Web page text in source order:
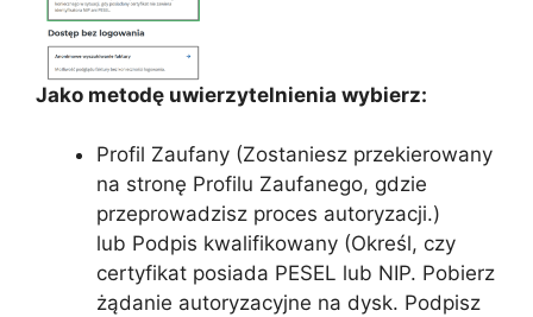
Jako metodę uwierzytelnienia wybierz:
Profil Zaufany (Zostaniesz przekierowany
na stronę Profilu Zaufanego, gdzie
przeprowadzisz proces autoryzacji.)
lub Podpis kwalifikowany (Określ, czy
certyfikat posiada PESEL lub NIP. Pobierz
żądanie autoryzacyjne na dysk. Podpisz